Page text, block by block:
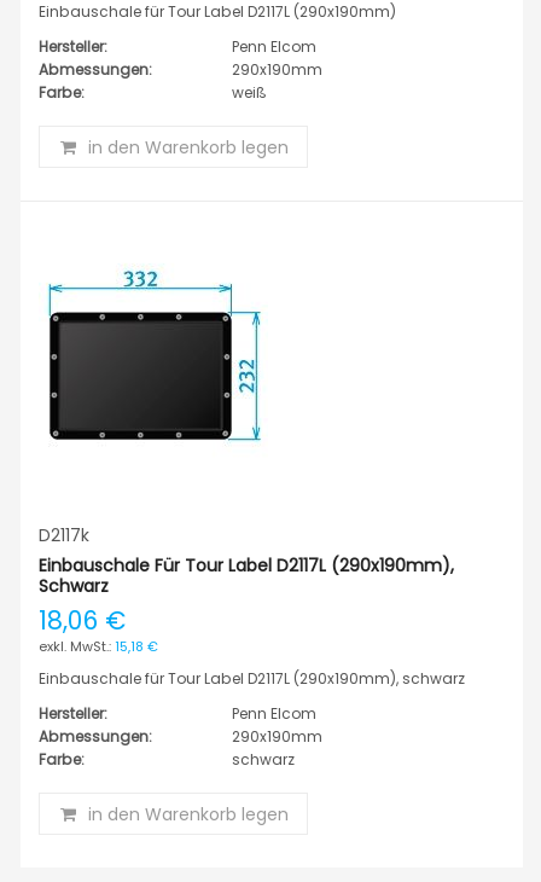
Einbauschale für Tour Label D2117L (290x190mm)
Hersteller:
Penn Elcom
Abmessungen:
290x190mm
Farbe:
weiß
in den Warenkorb legen
D2117k
Einbauschale Für Tour Label D2117L (290x190mm),
Schwarz
18,06 €
15,18 €
Einbauschale für Tour Label D2117L (290x190mm), schwarz
Hersteller:
Penn Elcom
Abmessungen:
290x190mm
Farbe:
schwarz
in den Warenkorb legen